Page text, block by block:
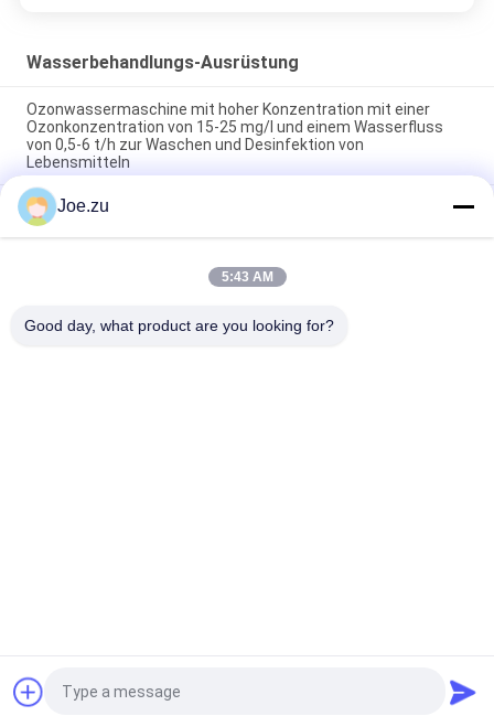
Wasserbehandlungs-Ausrüstung
Ozonwassermaschine mit hoher Konzentration mit einer
Ozonkonzentration von 15-25 mg/l und einem Wasserfluss
von 0,5-6 t/h zur Waschen und Desinfektion von
Lebensmitteln
Luftquellen-Ozongenerator mit 2 g/h bis 200 g/h
Ozonproduktion mittels Koronaentladungstechnologie und
Edelstahlstruktur
Mobiler Stand-Ozonsterilisator mit 3 g/h und 5 g/h
Fordern Sie ein Angebot
Joe.zu
5:43 AM
Good day, what product are you looking for?